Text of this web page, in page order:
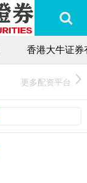
香港大牛证券
更多配资平台